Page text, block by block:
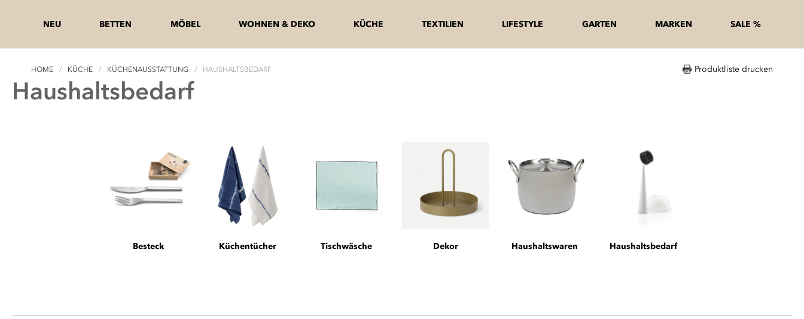
NEU BETTEN MÖBEL WOHNEN & DEKO KÜCHE TEXTILIEN LIFESTYLE GARTEN MARKEN SALE %
Produktliste drucken
HOME KÜCHE KÜCHENAUSSTATTUNG HAUSHALTSBEDARF
Haushaltsbedarf
Besteck Küchentücher Tischwäsche Dekor Haushaltswaren Haushaltsbedarf